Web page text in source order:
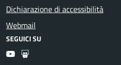
Dichiarazione di accessibilità
Webmail
SEGUICI SU
YoutubeSlideshare